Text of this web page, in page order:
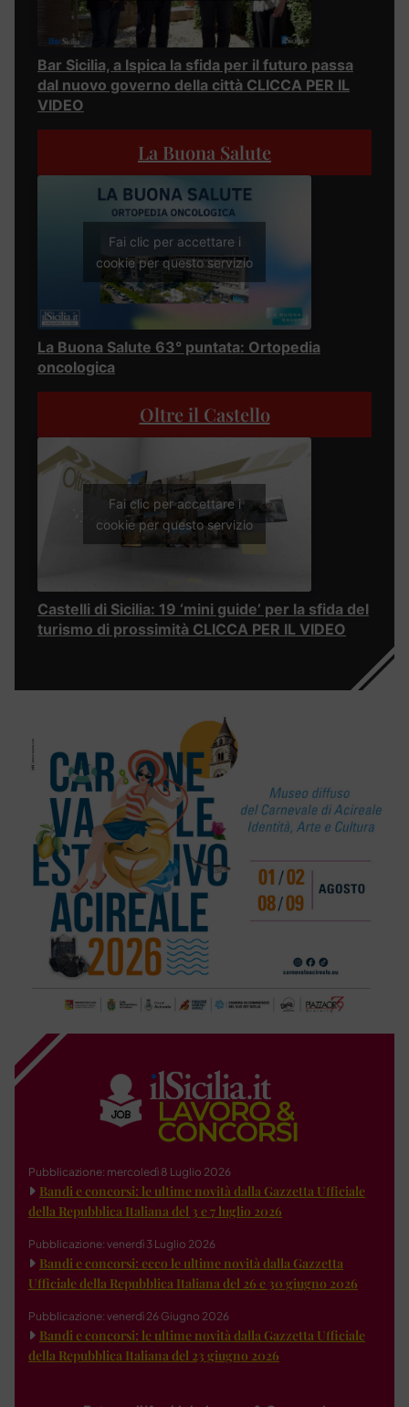
Bar Sicilia, a Ispica la sfida per il futuro passa
dal nuovo governo della città CLICCA PER IL
VIDEO
La Buona Salute
Fai clic per accettare i
cookie per questo servizio
La Buona Salute 63° puntata: Ortopedia
oncologica
Oltre il Castello
Fai clic per accettare i
cookie per questo servizio
Castelli di Sicilia: 19 ‘mini guide’ per la sfida del
turismo di prossimità CLICCA PER IL VIDEO
Pubblicazione: mercoledì 8 Luglio 2026
Bandi e concorsi: le ultime novità dalla Gazzetta Ufficiale
della Repubblica Italiana del 3 e 7 luglio 2026
Pubblicazione: venerdì 3 Luglio 2026
Bandi e concorsi: ecco le ultime novità dalla Gazzetta
Ufficiale della Repubblica Italiana del 26 e 30 giugno 2026
Pubblicazione: venerdì 26 Giugno 2026
Bandi e concorsi: le ultime novità dalla Gazzetta Ufficiale
della Repubblica Italiana del 23 giugno 2026